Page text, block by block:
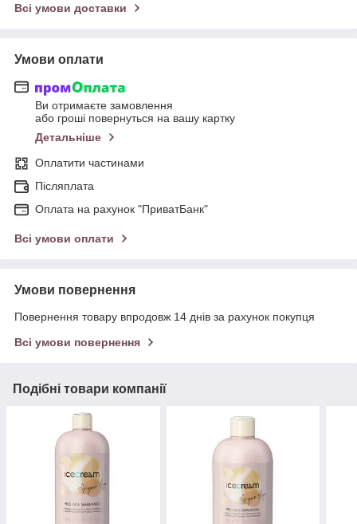
Всі умови доставки
Умови оплати
Ви отримаєте замовлення
або гроші повернуться на вашу картку
Детальніше
Оплатити частинами
Післяплата
Оплата на рахунок "ПриватБанк"
Всі умови оплати
Умови повернення
Повернення товару впродовж 14 днів за рахунок покупця
Всі умови повернення
Подібні товари компанії